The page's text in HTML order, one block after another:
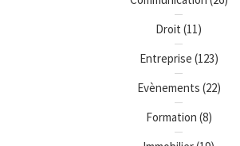
Droit (11)
Entreprise (123)
Evènements (22)
Formation (8)